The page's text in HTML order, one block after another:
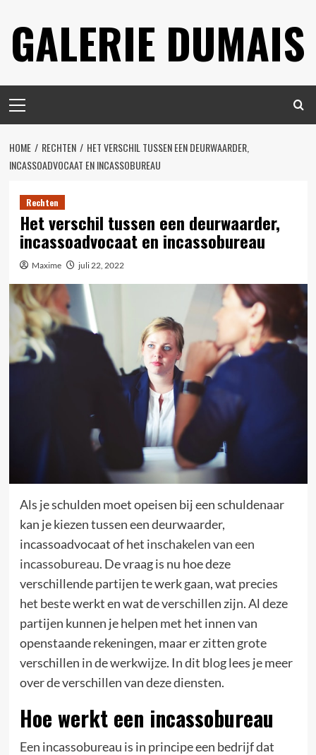
naar
inhoud
GALERIE DUMAIS
menu
HOME RECHTEN
HET VERSCHIL TUSSEN EEN DEURWAARDER,
INCASSOADVOCAAT EN INCASSOBUREAU
Rechten
Het verschil tussen een deurwaarder,
incassoadvocaat en incassobureau
Maxime juli 22, 2022
Als je schulden moet opeisen bij een schuldenaar
kan je kiezen tussen een deurwaarder,
incassoadvocaat of het inschakelen van een
incassobureau. De vraag is nu hoe deze
verschillende partijen te werk gaan, wat precies
het beste werkt en wat de verschillen zijn. Al deze
partijen kunnen je helpen met het innen van
openstaande rekeningen, maar er zitten grote
verschillen in de werkwijze. In dit blog lees je meer
over de verschillen van deze diensten.
Hoe werkt een incassobureau
Een incassobureau is in principe een bedrijf dat